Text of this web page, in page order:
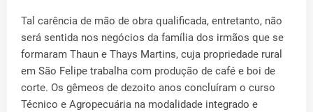
Tal carência de mão de obra qualificada, entretanto, não
será sentida nos negócios da família dos irmãos que se
formaram Thaun e Thays Martins, cuja propriedade rural
em São Felipe trabalha com produção de café e boi de
corte. Os gêmeos de dezoito anos concluíram o curso
Técnico e Agropecuária na modalidade integrado e